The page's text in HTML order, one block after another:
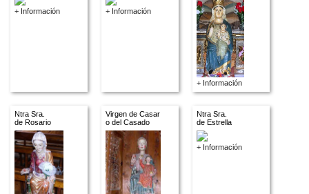
+ Información + Información
+ Información
Ntra Sra.
de Rosario
Virgen de Casar
o del Casado
Ntra Sra.
de Estrella
+ Información